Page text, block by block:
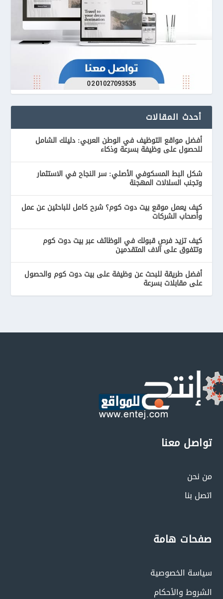
أحدث المقالات
أفضل مواقع التوظيف في الوطن العربي: دليلك الشامل
للحصول على وظيفة بسرعة وذكاء
شكل البط المسكوفي الأصلي: سر النجاح في الاستثمار
وتجنب السلالات المهجنة
كيف يعمل موقع بيت دوت كوم؟ شرح كامل للباحثين عن عمل
وأصحاب الشركات
كيف تزيد فرص قبولك في الوظائف عبر بيت دوت كوم
وتتفوق على آلاف المتقدمين
أفضل طريقة للبحث عن وظيفة على بيت دوت كوم والحصول
على مقابلات بسرعة
تواصل معنا
من نحن
اتصل بنا
صفحات هامة
سياسة الخصوصية
الشروط والأحكام